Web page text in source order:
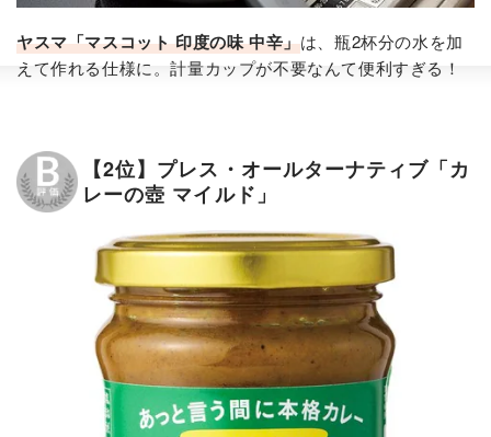
ヤスマ「マスコット 印度の味 中辛」​は、瓶2杯分の水を加
えて作れる仕様に。計量カップが不要なんて便利すぎる！
【2位】プレス・オールターナティブ「カ
レーの壺 マイルド」